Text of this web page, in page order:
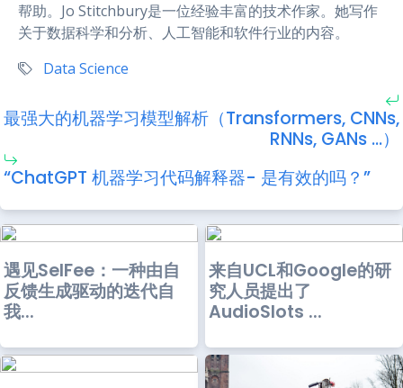
帮助。Jo Stitchbury是一位经验丰富的技术作家。她写作
关于数据科学和分析、人工智能和软件行业的内容。
Data Science
最强大的机器学习模型解析（Transformers, CNNs,
RNNs, GANs …）
“ChatGPT 机器学习代码解释器- 是有效的吗？”
遇见SelFee：一种由自
反馈生成驱动的迭代自
我...
来自UCL和Google的研
究人员提出了
AudioSlots ...